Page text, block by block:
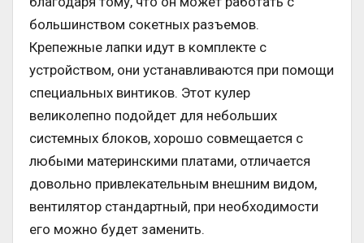
большинством сокетных разъемов.
Крепежные лапки идут в комплекте с
устройством, они устанавливаются при помощи
специальных винтиков. Этот кулер
великолепно подойдет для небольших
системных блоков, хорошо совмещается с
любыми материнскими платами, отличается
довольно привлекательным внешним видом,
вентилятор стандартный, при необходимости
его можно будет заменить.